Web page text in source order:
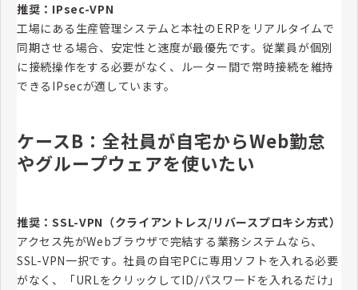
推奨：IPsec-VPN
工場にある生産管理システムと本社のERPをリアルタイムで
同期させる場合、安定性と速度が最優先です。従業員が個別
に接続操作をする必要がなく、ルーター間で常時接続を維持
できるIPsecが適しています。
ケースB：全社員が自宅からWeb勤怠
やグループウェアを使いたい
推奨：SSL-VPN（クライアントレス/リバースプロキシ方式）
アクセス先がWebブラウザで完結する業務システムなら、
SSL-VPN一択です。社員の自宅PCに専用ソフトを入れる必要
がなく、「URLをクリックしてID/パスワードを入れるだけ」